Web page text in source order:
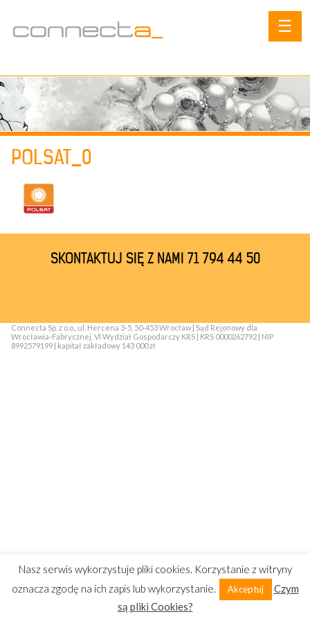
☰
POLSAT_0
SKONTAKTUJ SIĘ Z NAMI 71 794 44 50
Connecta Sp. z o.o., ul. Hercena 3-5, 50-453 Wrocław | Sąd Rejonowy dla
Wrocławia-Fabrycznej, VI Wydział Gospodarczy KRS | KRS 0000262792 | NIP
8992579199 | kapitał zakładowy 143 000 zł
Nasz serwis wykorzystuje pliki cookies. Korzystanie z witryny
oznacza zgodę na ich zapis lub wykorzystanie.
Akceptuj
Czym
są pliki Cookies?